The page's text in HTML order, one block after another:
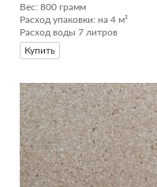
Вес: 800 грамм
Расход упаковки: на 4 м²
Расход воды 7 литров
Купить